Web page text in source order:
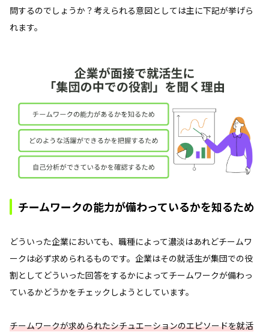
問するのでしょうか？考えられる意図としては主に下記が挙げら
れます。
チームワークの能力が備わっているかを知るため
どういった企業においても、職種によって濃淡はあれどチームワ
ークは必ず求められるものです。企業はその就活生が集団での役
割としてどういった回答をするかによってチームワークが備わっ
ているかどうかをチェックしようとしています。
チームワークが求められたシチュエーションのエピソードを就活